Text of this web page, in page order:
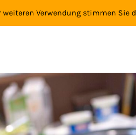
Verwendung stimmen Sie